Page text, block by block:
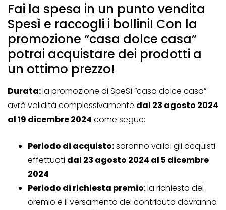
Fai la spesa in un punto vendita
Spesì e raccogli i bollini! Con la
promozione “casa dolce casa”
potrai acquistare dei prodotti a
un ottimo prezzo!
Durata:la promozione di SpeSì “casa dolce casa”
avrà validità complessivamente dal 23 agosto 2024
al 19 dicembre 2024 come segue:
Periodo di acquisto:saranno validi gli acquisti
effettuati dal 23 agosto 2024 al 5 dicembre
2024
Periodo di richiesta premio: la richiesta del
oremio e il versamento del contributo dovranno